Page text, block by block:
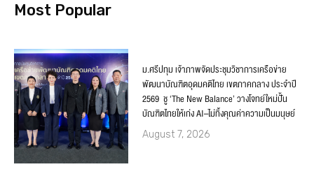
Most Popular
ม.ศรีปทุม เจ้าภาพจัดประชุมวิชาการเครือข่าย
พัฒนาบัณฑิตอุดมคติไทย เขตภาคกลาง ประจำปี
2569 ชู ‘The New Balance’ วางโจทย์ใหม่ปั้น
บัณฑิตไทยให้เก่ง AI–ไม่ทิ้งคุณค่าความเป็นมนุษย์
August 7, 2026